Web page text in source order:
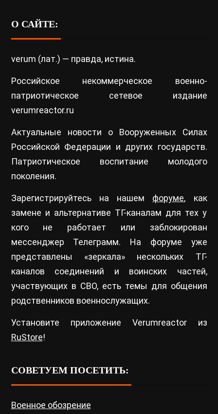
О САЙТЕ:
verum (лат.) — правда, истина.
Российское некоммерческое военно-
патриотическое сетевое издание
verumreactor.ru
Актуальные новости о Вооруженных Силах
Российской Федерации и других государств.
Патриотическое воспитание молодого
поколения.
Зарегистрируйтесь на нашем форуме, как
замене и альтернативе ТГ-каналам для тех у
кого не работает или заблокирован
мессенджер Телеграмм. На форуме уже
представлены «зеркала» нескольких ТГ-
каналов соединений и воинских частей,
участвующих в СВО, есть темы для общения
родственников военнослужащих.
Установите приложение Verumreactor из
RuStore!
СОВЕТУЕМ ПОСЕТИТЬ:
Военное обозрение